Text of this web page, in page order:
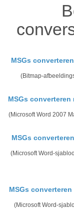
MSGs
(Bitmap-
MSGs converteren
(Microsoft Word 2007
MSGs
(Microsoft Word-
MSGs converteren
(Microsoft Word-